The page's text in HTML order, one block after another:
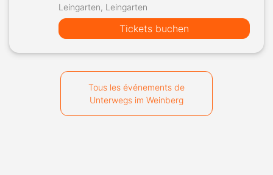
Leingarten, Leingarten
Tickets buchen
Tous les événements de
Unterwegs im Weinberg